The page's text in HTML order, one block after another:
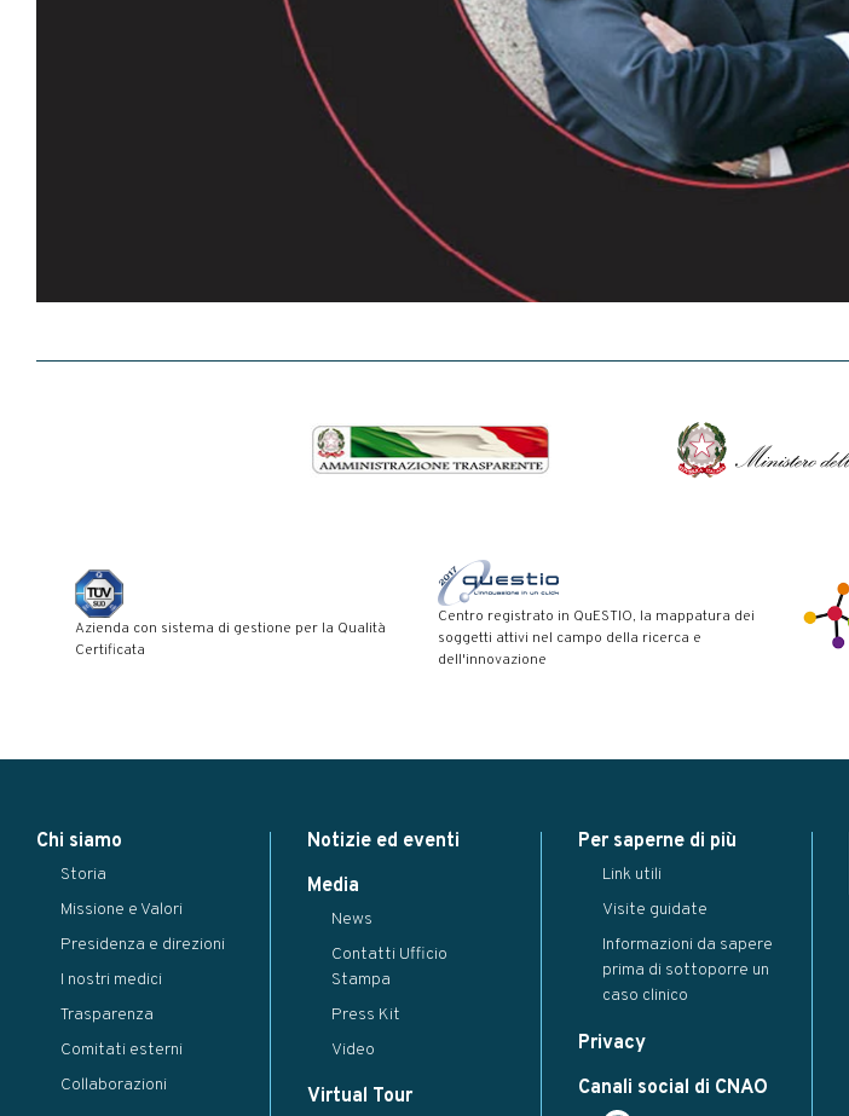
Azienda con sistema di gestione per la Qualità
Certificata
Centro registrato in QuESTIO, la mappatura dei
soggetti attivi nel campo della ricerca e
dell'innovazione
Chi siamo
Storia
Missione e Valori
Presidenza e direzioni
I nostri medici
Trasparenza
Comitati esterni
Collaborazioni
Notizie ed eventi
Media
News
Contatti Ufficio
Stampa
Press Kit
Video
Virtual Tour
Per saperne di più
Link utili
Visite guidate
Informazioni da sapere
prima di sottoporre un
caso clinico
Privacy
Canali social di CNAO
Save changes